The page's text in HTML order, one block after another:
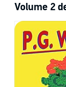
Volume 2